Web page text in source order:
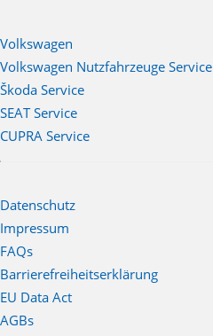
Volkswagen
Volkswagen Nutzfahrzeuge Service
Škoda Service
SEAT Service
CUPRA Service
Datenschutz
Impressum
FAQs
Barrierefreiheitserklärung
EU Data Act
AGBs